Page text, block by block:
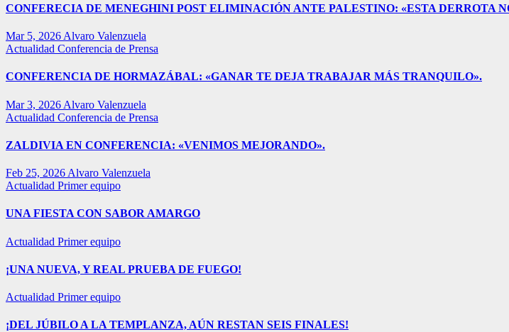
CONFERECIA DE MENEGHINI POST ELIMINACIÓN ANTE PALESTINO: «ESTA DERROTA
Mar 5, 2026 Alvaro Valenzuela
Actualidad Conferencia de Prensa
CONFERENCIA DE HORMAZÁBAL: «GANAR TE DEJA TRABAJAR MÁS TRANQUILO».
Mar 3, 2026 Alvaro Valenzuela
Actualidad Conferencia de Prensa
ZALDIVIA EN CONFERENCIA: «VENIMOS MEJORANDO».
Feb 25, 2026 Alvaro Valenzuela
Actualidad Primer equipo
UNA FIESTA CON SABOR AMARGO
Actualidad Primer equipo
¡UNA NUEVA, Y REAL PRUEBA DE FUEGO!
Actualidad Primer equipo
¡DEL JÚBILO A LA TEMPLANZA, AÚN RESTAN SEIS FINALES!